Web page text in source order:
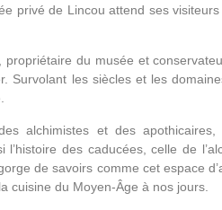
privé de Lincou attend ses
du musée et
Survolant les siècles et les
alchimistes et des
des caducées, celle de
de savoirs comme cet espace
cuisine du Moyen-Âge à nos jours.